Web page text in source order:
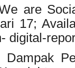
are
17;
digital-